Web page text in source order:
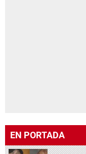
EN PORTADA